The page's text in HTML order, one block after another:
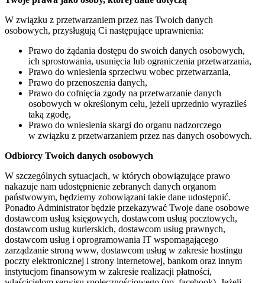
W związku z przetwarzaniem przez nas Twoich danych
osobowych, przysługują Ci następujące uprawnienia:
Prawo do żądania dostępu do swoich danych osobowych,
ich sprostowania, usunięcia lub ograniczenia przetwarzania,
Prawo do wniesienia sprzeciwu wobec przetwarzania,
Prawo do przenoszenia danych,
Prawo do cofnięcia zgody na przetwarzanie danych
osobowych w określonym celu, jeżeli uprzednio wyraziłeś
taką zgodę,
Prawo do wniesienia skargi do organu nadzorczego
w związku z przetwarzaniem przez nas danych osobowych.
Odbiorcy Twoich danych osobowych
W szczególnych sytuacjach, w których obowiązujące prawo
nakazuje nam udostępnienie zebranych danych organom
państwowym, będziemy zobowiązani takie dane udostępnić.
Ponadto Administrator będzie przekazywać Twoje dane osobowe
dostawcom usług księgowych, dostawcom usług pocztowych,
dostawcom usług kurierskich, dostawcom usług prawnych,
dostawcom usług i oprogramowania IT wspomagającego
zarządzanie stroną www, dostawcom usług w zakresie hostingu
poczty elektronicznej i strony internetowej, bankom oraz innym
instytucjom finansowym w zakresie realizacji płatności,